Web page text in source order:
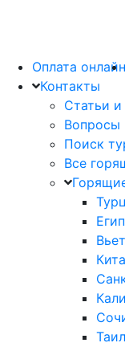
Оплата онлайн
Контакты
Статьи
Вопросы
Поиск
Все